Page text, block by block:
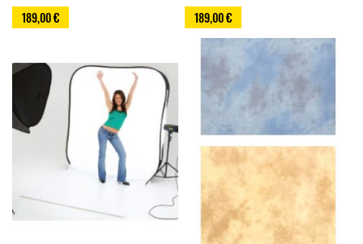
189,00 € 189,00 €